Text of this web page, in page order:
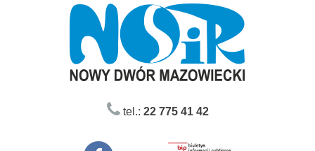
tel.: 22 775 41 42